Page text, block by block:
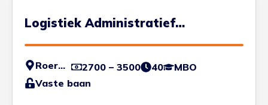
Logistiek Administratief
Medewerker
Roermond 2700 – 3500 40
MBO
Vaste baan